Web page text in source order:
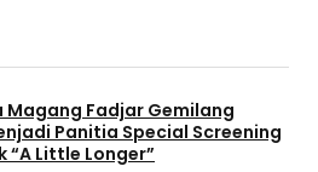
Magang Fadjar Gemilang
Panitia Special Screening
“A Little Longer”